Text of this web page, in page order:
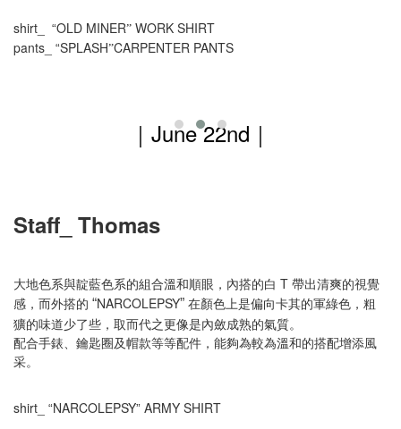
shirt_ “OLD MINER” WORK SHIRT
pants_
“SPLASH”CARPENTER PANTS
｜ June 22nd ｜
Staff_ Thomas
大地色系與靛藍色系的組合溫和順眼，內搭的白 T 帶出清爽的視覺
感，而外搭的 “NARCOLEPSY” 在顏色上是偏向卡其的軍綠色，粗
獷的味道少了些，取而代之更像是內斂成熟的氣質。
配合手錶、鑰匙圈及帽款等等配件，能夠為較為溫和的搭配增添風
采。
shirt_ “NARCOLEPSY” ARMY SHIRT